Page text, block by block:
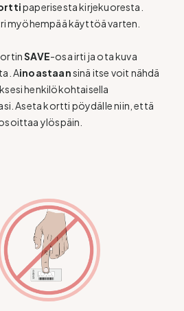
paperisesta kirjekuoresta.
myöhempää käyttöä varten.
SAVE-osa irti ja ota kuva
Ainoastaansinä itse voit nähdä
henkilökohtaisella
Aseta kortti pöydälle niin, että
ylöspäin.